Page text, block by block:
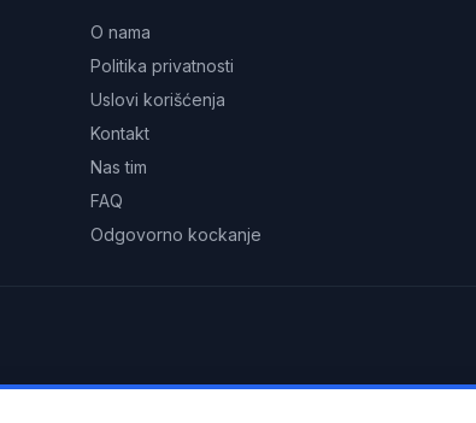
O nama
Politika privatnosti
Uslovi korišćenja
Kontakt
Nas tim
FAQ
Odgovorno kockanje